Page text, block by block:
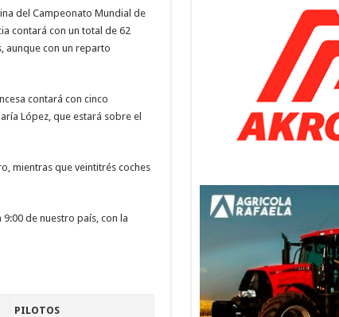
del Campeonato Mundial de
contará con un total de 62
aunque con un reparto
contará con cinco
López, que estará sobre el
mientras que veintitrés coches
de nuestro país, con la
PILOTOS